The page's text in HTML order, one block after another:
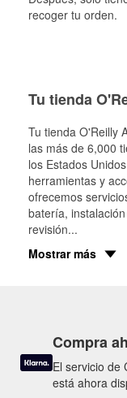
recoger tu orden.
Tu tienda
Tu tienda O'Reilly
las más de 6,000
los Estados
herramientas y
ofrecemos
batería,
revisión...
Mostrar más
Compra
El servicio de
está ahora